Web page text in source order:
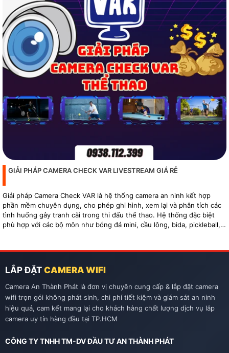
GIẢI PHÁP CAMERA CHECK VAR LIVESTREAM GIÁ RẺ
Giải pháp Camera Check VAR là hệ thống camera an ninh kết hợp
phần mềm chuyên dụng, cho phép ghi hình, xem lại và phân tích các
tình huống gây tranh cãi trong thi đấu thể thao. Hệ thống đặc biệt
phù hợp với các bộ môn như bóng đá mini, cầu lông, bida, pickleball,
LẮP ĐẶT CAMERA WIFI
Camera An Thành Phát là đơn vị chuyên cung cấp & lắp đặt camera
wifi trọn gói không phát sinh, chi phí tiết kiệm và giám sát an ninh
hiệu quả, cam kết mang lại cho khách hàng chất lượng dịch vụ lắp
camera uy tín hàng đầu tại TP.HCM
CÔNG TY TNHH TM-DV ĐẦU TƯ AN THÀNH PHÁT